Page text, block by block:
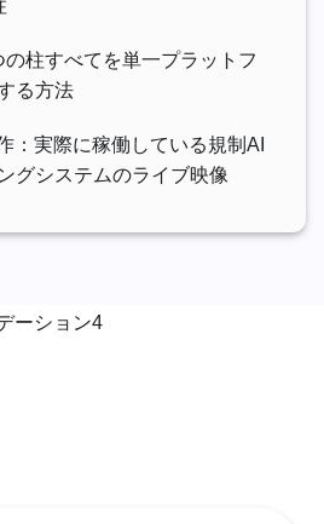
柱すべてを単一プラットフ
る方法
：実際に稼働している規制AI
グシステムのライブ映像